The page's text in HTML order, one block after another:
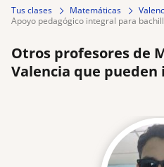
Tus clases Matemáticas
apoyo pedagógico integral para
Otros profesores de
Valencia que